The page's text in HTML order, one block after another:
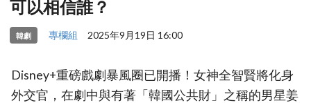
可以相信誰？
韓劇 專欄組 2025年9月19日 16:00
Disney+重磅戲劇暴風圈已開播！女神全智賢將化身
外交官，在劇中與有著「韓國公共財」之稱的男星姜